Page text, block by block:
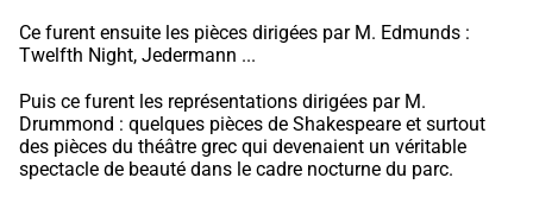
Ce furent ensuite les pièces dirigées par M. Edmunds :
Twelfth Night, Jedermann ...
Puis ce furent les représentations dirigées par M.
Drummond : quelques pièces de Shakespeare et surtout
des pièces du théâtre grec qui devenaient un véritable
spectacle de beauté dans le cadre nocturne du parc.